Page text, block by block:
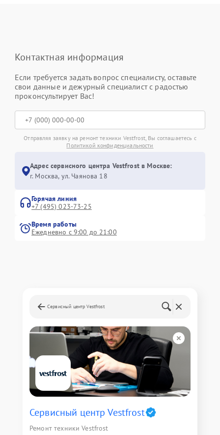
Контактная информация
Если требуется задать вопрос специалисту, оставьте
свои данные и дежурный специалист с радостью
проконсультирует Вас!
Отправляя заявку на ремонт техники Vestfrost, Вы соглашаетесь с
Политикой конфиденциальности
Адрес сервисного центра Vestfrost в Москве:
г. Москва, ул. Чаянова 18
Горячая линия
+7 (495) 023-73-25
Время работы
Ежедневно с 9:00 до 21:00
Сервисный центр Vestfrost
Сервисный центр Vestfrost
Ремонт техники Vestfrost